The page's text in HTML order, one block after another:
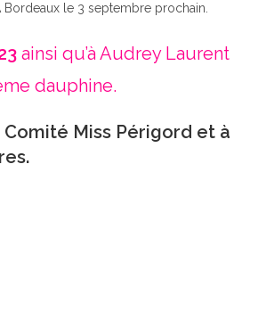
Bordeaux le 3 septembre prochain.
ainsi qu’à Audrey Laurent
dauphine.
Comité Miss Périgord et à